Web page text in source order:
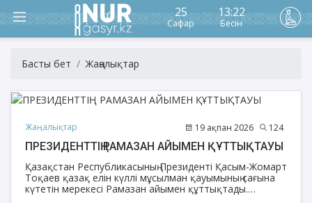
25
Сафар
13:22
Бесін
Басты бет Жаңалықтар
Жаңалықтар 19 ақпан 2026 124
ПРЕЗИДЕНТТІҢ РАМАЗАН АЙЫМЕН ҚҰТТЫҚТАУЫ
Қазақстан Республикасының Президенті Қасым-Жомарт
Тоқаев қазақ елін күллі мұсылман қауымының сағына
күтетін мерекесі Рамазан айымен құттықтады.